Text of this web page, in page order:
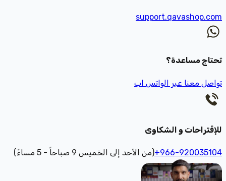
support.qavashop.com
تحتاج مساعدة؟
تواصل معنا عبر الواتس اب
للإقتراحات و الشكاوى
+966-920035104(من الأحد إلى الخميس 9 صباحاً - 5 مساءً)